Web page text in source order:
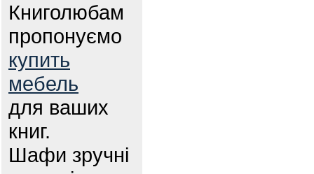
Книголюбам
пропонуємо
купить
мебель
для ваших
книг.
Шафи зручні